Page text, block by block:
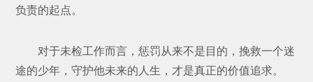
负责的起点。
对于未检工作而言，惩罚从来不是目的，挽救一个迷
途的少年，守护他未来的人生，才是真正的价值追求。